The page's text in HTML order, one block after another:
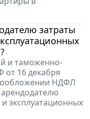
затраты
и таможенно-
16 декабря
НДФЛ
эксплуатационных